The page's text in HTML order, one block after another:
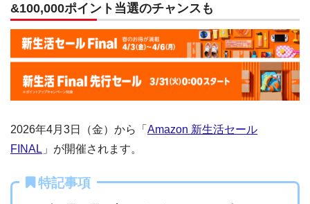
&100,000ポイント当選のチャンスも
2026年4月3日（金）から「 Amazon 新生活セール
FINAL 」が開催されます。
特記事項